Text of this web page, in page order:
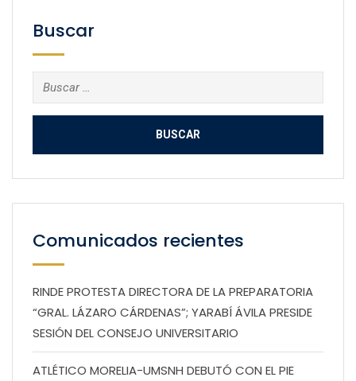
Buscar
Buscar:
Comunicados recientes
RINDE PROTESTA DIRECTORA DE LA PREPARATORIA
“GRAL. LÁZARO CÁRDENAS”; YARABÍ ÁVILA PRESIDE
SESIÓN DEL CONSEJO UNIVERSITARIO
ATLÉTICO MORELIA-UMSNH DEBUTÓ CON EL PIE